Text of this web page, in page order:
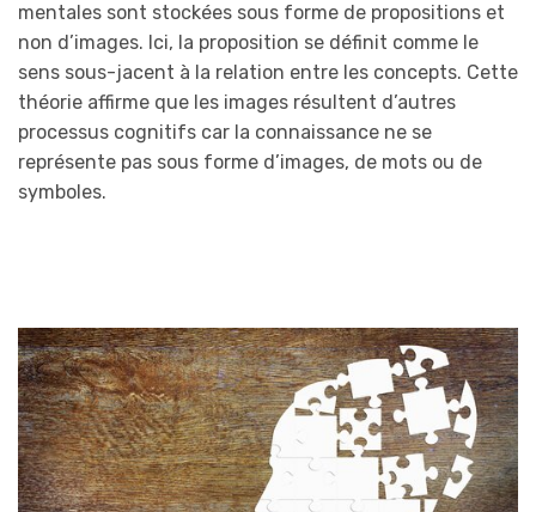
mentales sont stockées sous forme de propositions et
non d’images. Ici, la proposition se définit comme le
sens sous-jacent à la relation entre les concepts. Cette
théorie affirme que les images résultent d’autres
processus cognitifs car la connaissance ne se
représente pas sous forme d’images, de mots ou de
symboles.